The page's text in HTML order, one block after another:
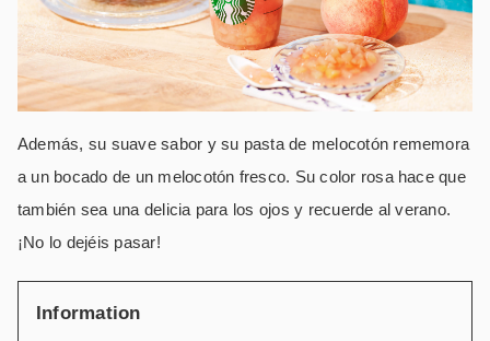
Además, su suave sabor y su pasta de melocotón rememora
a un bocado de un melocotón fresco. Su color rosa hace que
también sea una delicia para los ojos y recuerde al verano.
¡No lo dejéis pasar!
Information